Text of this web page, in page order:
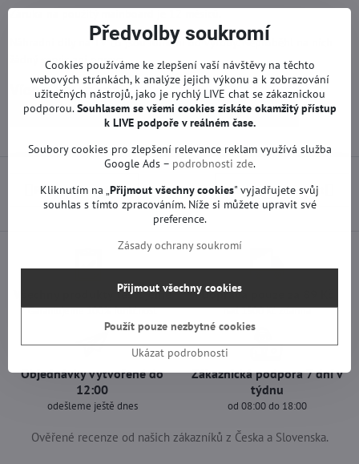
Záruka na použitý mainboard je 12 měsíců.
Náhradní díly na TV LG jsou funkční od výroby. Neproběhl na nich
žádný servis ani oprava.
Více z kategorie
Náhradní díly | LG TV Základní desky | LG TV
Předchozí produkt Následující produkt
Všechny produkty testujeme
Garantujeme 100% funkčnost
Doprava pouze za 89 Kč
nad 1500 Kč zdarma
Objednávky vytvořené do
12:00
odešleme ještě dnes
Zákaznická podpora 7 dní v
týdnu
od 08:00 do 18:00
Ověřené recenze od našich zákazníků z Česka a Slovenska.
Předvolby soukromí
Cookies používáme ke zlepšení vaší návštěvy na těchto
webových stránkách, k analýze jejich výkonu a k zobrazování
užitečných nástrojů, jako je rychlý LIVE chat se zákaznickou
podporou.Souhlasem se všemi cookies získáte okamžitý přístup
k LIVE podpoře v reálném čase.
Soubory cookies pro zlepšení relevance reklam využívá služba
Google Ads – podrobnosti zde.
Kliknutím na „Přijmout všechny cookies" vyjadřujete svůj
souhlas s tímto zpracováním. Níže si můžete upravit své
preference.
Zásady ochrany soukromí
Ukázat podrobnosti
Přijmout všechny cookies
Použít pouze nezbytné cookies